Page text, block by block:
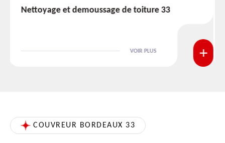
Etanchéité toiture 33
VOIR PLUS
COUVREUR BORDEAUX 33